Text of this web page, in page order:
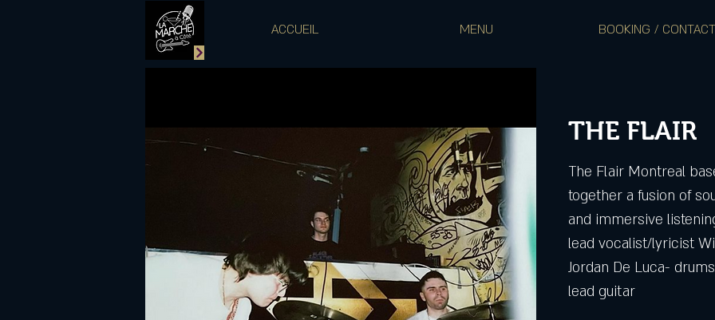
ACCUEIL MENU BOOKING / CONTACT
THE FLAIR
The Flair Montreal
together a fusion of
and immersive
lead vocalist/lyricist
Jordan De Luca-
lead guitar